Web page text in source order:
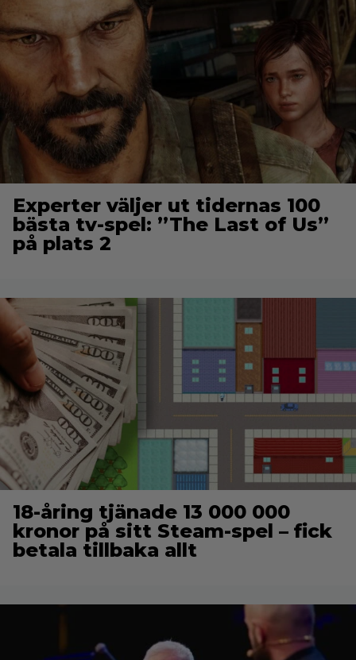
Experter väljer ut tidernas 100
bästa tv-spel: ”The Last of Us”
på plats 2
18-åring tjänade 13 000 000
kronor på sitt Steam-spel – fick
betala tillbaka allt